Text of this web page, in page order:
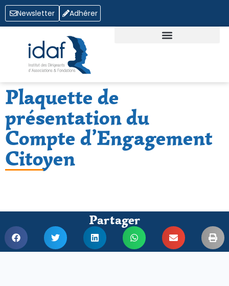
Newsletter Adhérer
Plaquette de
présentation du
Compte d’Engagement
Citoyen
Partager